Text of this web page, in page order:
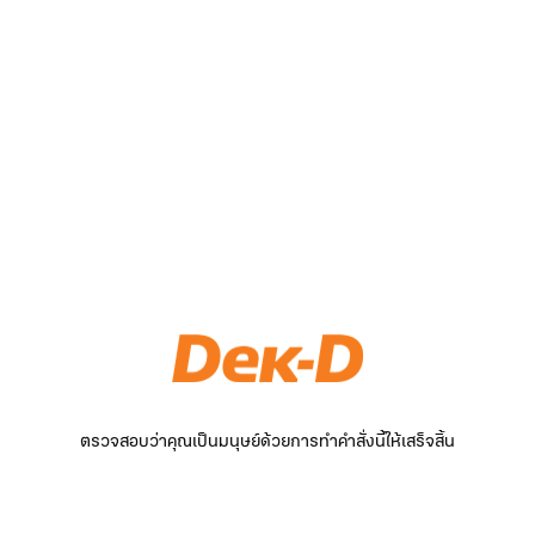
ตรวจสอบว่าคุณเป็นมนุษย์ด้วยการทำคำสั่งนี้ให้เสร็จสิ้น